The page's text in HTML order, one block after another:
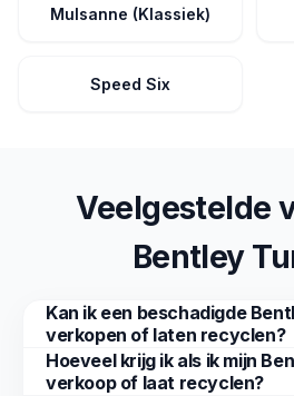
Mulsanne (Klassiek)
Speed Six
Veelgestelde
Bentley
Kan ik een beschadigde
verkopen of laten recyclen?
Hoeveel krijg ik als ik mijn
verkoop of laat recyclen?